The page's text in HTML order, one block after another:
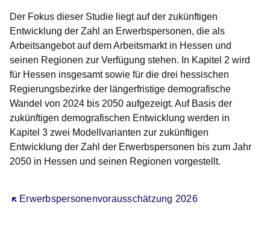
Der Fokus dieser Studie liegt auf der zukünftigen
Entwicklung der Zahl an Erwerbspersonen, die als
Arbeitsangebot auf dem Arbeitsmarkt in Hessen und
seinen Regionen zur Verfügung stehen. In Kapitel 2 wird
für Hessen insgesamt sowie für die drei hessischen
Regierungsbezirke der längerfristige demografische
Wandel von 2024 bis 2050 aufgezeigt. Auf Basis der
zukünftigen demografischen Entwicklung werden in
Kapitel 3 zwei Modellvarianten zur zukünftigen
Entwicklung der Zahl der Erwerbspersonen bis zum Jahr
2050 in Hessen und seinen Regionen vorgestellt.
Erwerbspersonenvorausschätzung 2026
Öffnet sich in einem neuen Fenster